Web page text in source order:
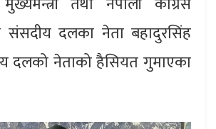
संसदीय दलका नेता बहादुरसिंह
दलको नेताको हैसियत गुमाएका